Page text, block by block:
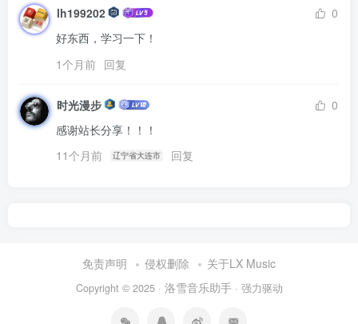
lh199202
0
好东西，学习一下！
1个月前 回复
时光漫步
0
感谢站长分享！！！
11个月前
辽宁省大连市 回复
免责声明 侵权删除 关于LX Music
Copyright © 2025 · 洛雪音乐助手· 强力驱动